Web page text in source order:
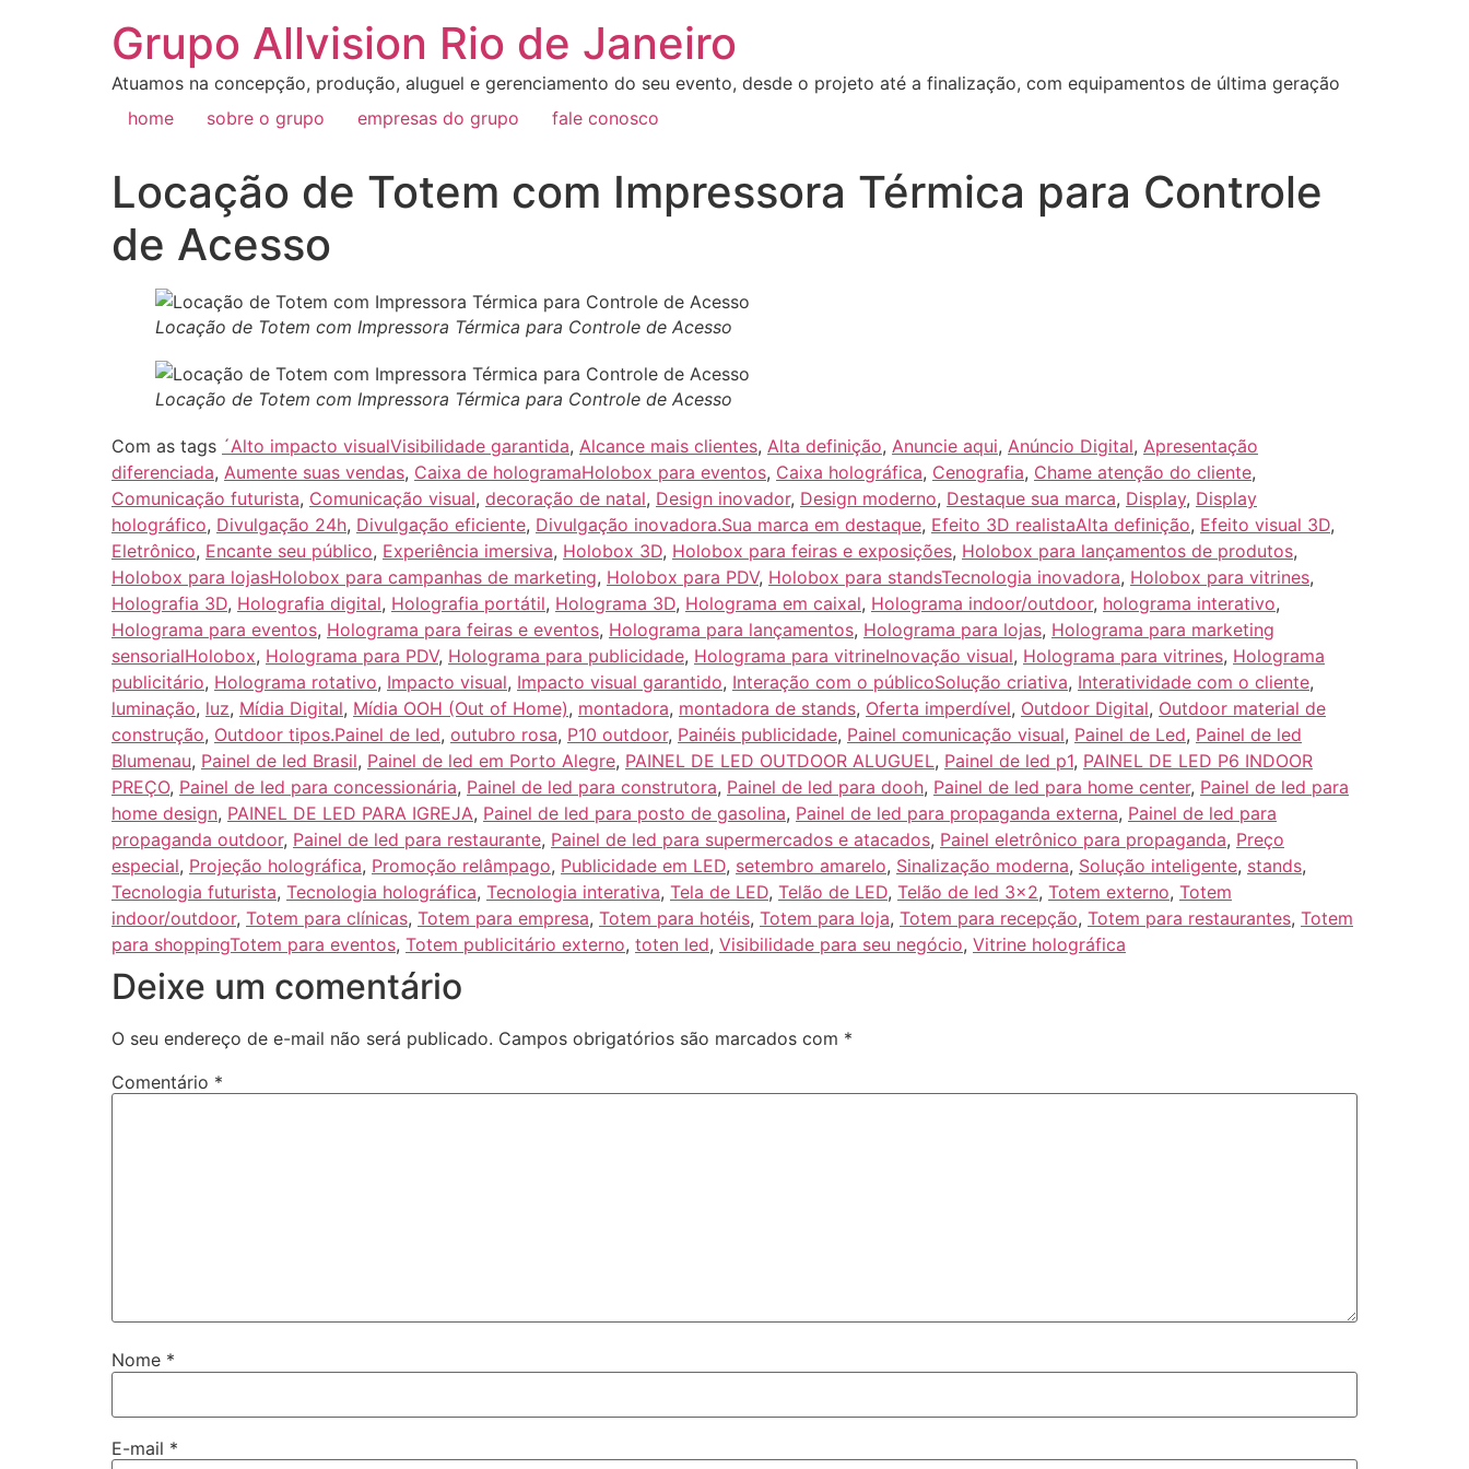
Grupo Allvision Rio de Janeiro
Atuamos na concepção, produção, aluguel e gerenciamento do seu evento, desde o projeto até a finalização, com equipamentos de última geração
home
sobre o grupo empresas do grupo fale conosco
Locação de Totem com Impressora Térmica para Controle
de Acesso
Locação de Totem com Impressora Térmica para Controle de Acesso
Locação de Totem com Impressora Térmica para Controle de Acesso
Com as tags ´Alto impacto visualVisibilidade garantida, Alcance mais clientes, Alta definição, Anuncie aqui, Anúncio Digital, Apresentação
diferenciada, Aumente suas vendas, Caixa de hologramaHolobox para eventos, Caixa holográfica, Cenografia, Chame atenção do cliente,
Comunicação futurista, Comunicação visual, decoração de natal, Design inovador, Design moderno, Destaque sua marca, Display, Display
holográfico, Divulgação 24h, Divulgação eficiente, Divulgação inovadora.Sua marca em destaque, Efeito 3D realistaAlta definição, Efeito visual 3D,
Eletrônico, Encante seu público, Experiência imersiva, Holobox 3D, Holobox para feiras e exposições, Holobox para lançamentos de produtos,
Holobox para lojasHolobox para campanhas de marketing, Holobox para PDV, Holobox para standsTecnologia inovadora, Holobox para vitrines,
Holografia 3D, Holografia digital, Holografia portátil, Holograma 3D, Holograma em caixal, Holograma indoor/outdoor, holograma interativo,
Holograma para eventos, Holograma para feiras e eventos, Holograma para lançamentos, Holograma para lojas, Holograma para marketing
sensorialHolobox, Holograma para PDV, Holograma para publicidade, Holograma para vitrineInovação visual, Holograma para vitrines, Holograma
publicitário, Holograma rotativo, Impacto visual, Impacto visual garantido, Interação com o públicoSolução criativa, Interatividade com o cliente,
luminação, luz, Mídia Digital, Mídia OOH (Out of Home), montadora, montadora de stands, Oferta imperdível, Outdoor Digital, Outdoor material de
construção, Outdoor tipos.Painel de led, outubro rosa, P10 outdoor, Painéis publicidade, Painel comunicação visual, Painel de Led, Painel de led
Blumenau, Painel de led Brasil, Painel de led em Porto Alegre, PAINEL DE LED OUTDOOR ALUGUEL, Painel de led p1, PAINEL DE LED P6 INDOOR
PREÇO, Painel de led para concessionária, Painel de led para construtora, Painel de led para dooh, Painel de led para home center, Painel de led para
home design, PAINEL DE LED PARA IGREJA, Painel de led para posto de gasolina, Painel de led para propaganda externa, Painel de led para
propaganda outdoor, Painel de led para restaurante, Painel de led para supermercados e atacados, Painel eletrônico para propaganda, Preço
especial, Projeção holográfica, Promoção relâmpago, Publicidade em LED, setembro amarelo, Sinalização moderna, Solução inteligente, stands,
Tecnologia futurista, Tecnologia holográfica, Tecnologia interativa, Tela de LED, Telão de LED, Telão de led 3x2, Totem externo, Totem
indoor/outdoor, Totem para clínicas, Totem para empresa, Totem para hotéis, Totem para loja, Totem para recepção, Totem para restaurantes, Totem
para shoppingTotem para eventos, Totem publicitário externo, toten led, Visibilidade para seu negócio, Vitrine holográfica
Deixe um comentário
O seu endereço de e-mail não será publicado. Campos obrigatórios são marcados com *
Comentário *
Nome *
E-mail *